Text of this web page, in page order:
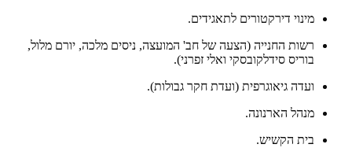
מינוי דירקטורים לתאגידים.
רשות החנייה (הצעה של חב' המועצה, ניסים מלכה, יורם מלול,
בוריס סידלקובסקי ואלי זפרני).
ועדה גיאוגרפית (ועדת חקר גבולות).
מנהל הארנונה.
בית הקשיש.